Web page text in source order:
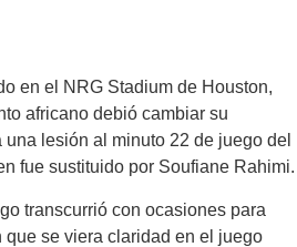
en el NRG Stadium de Houston,
africano debió cambiar su
lesión al minuto 22 de juego del
fue sustituido por Soufiane Rahimi.
transcurrió con ocasiones para
se viera claridad en el juego